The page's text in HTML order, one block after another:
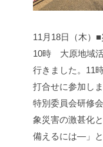
11月18日（木）
10時 大原地域
行きました。 11
打合せに参加しま
特別委員会研修
象災害の激甚化
備えるには—」